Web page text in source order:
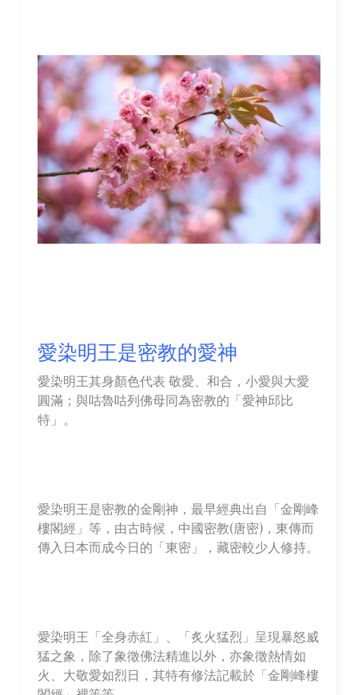
愛染明王是密教的愛神
愛染明王其身顏色代表 敬愛、和合，小愛與大愛
圓滿；與咕魯咕列佛母同為密教的「愛神邱比
特」。
愛染明王是密教的金剛神，最早經典出自「金剛峰
樓閣經」等，由古時候，中國密教(唐密)，東傳而
傳入日本而成今日的「東密」，藏密較少人修持。
愛染明王「全身赤紅」、「炙火猛烈」呈現暴怒威
猛之象，除了象徵佛法精進以外，亦象徵熱情如
火、大敬愛如烈日，其特有修法記載於「金剛峰樓